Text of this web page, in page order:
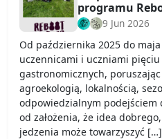
programu
9 Jun 2026
Od października 2025 do
uczennicami i uczniami pięciu
gastronomicznych,
agroekologią, lokalnością,
odpowiedzialnym podejściem
od założenia, że idea
jedzenia może towarzyszyć […]